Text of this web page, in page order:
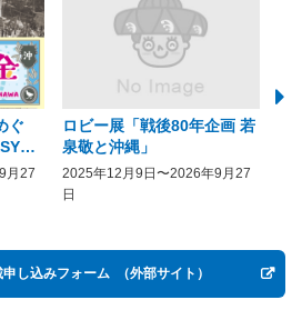
ぐ
月27
ロビー展「戦後80年企画 若
泉敬と沖縄」
2025年12月9日〜2026年9月27
日
し込みフォーム （外部サイト）